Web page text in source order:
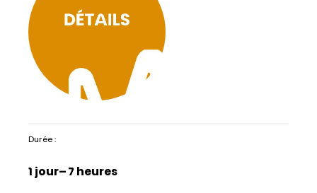
Durée :
1 jour– 7 heures